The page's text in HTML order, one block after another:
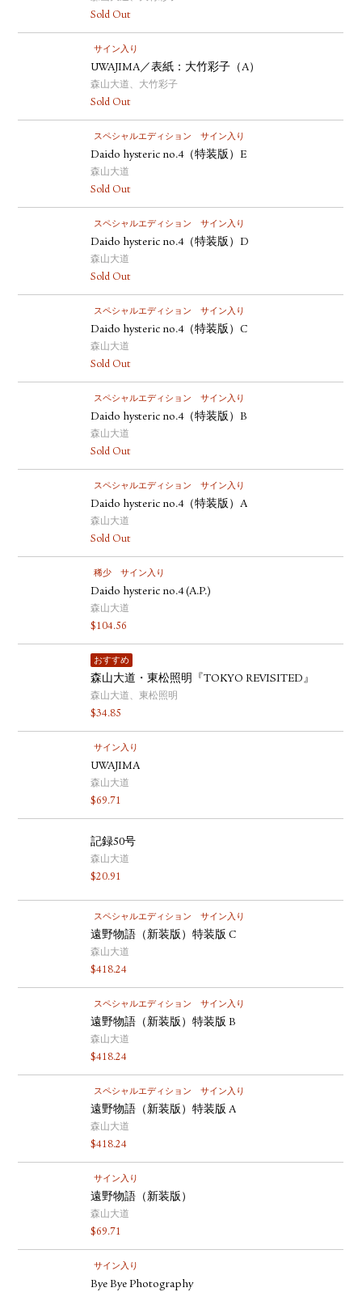
Sold Out
サイン入り
UWAJIMA／表紙：大竹彩子（A）
森山大道、大竹彩子
Sold Out
スペシャルエディション サイン入り
Daido hysteric no.4（特装版）E
森山大道
Sold Out
スペシャルエディション サイン入り
Daido hysteric no.4（特装版）D
森山大道
Sold Out
スペシャルエディション サイン入り
Daido hysteric no.4（特装版）C
森山大道
Sold Out
スペシャルエディション サイン入り
Daido hysteric no.4（特装版）B
森山大道
Sold Out
スペシャルエディション サイン入り
Daido hysteric no.4（特装版）A
森山大道
Sold Out
稀少 サイン入り
Daido hysteric no.4 (A.P.)
森山大道
$104.56
おすすめ
森山大道・東松照明『TOKYO REVISITED』
森山大道、東松照明
$34.85
サイン入り
UWAJIMA
森山大道
$69.71
記録50号
森山大道
$20.91
スペシャルエディション サイン入り
遠野物語（新装版）特装版 C
森山大道
$418.24
スペシャルエディション サイン入り
遠野物語（新装版）特装版 B
森山大道
$418.24
スペシャルエディション サイン入り
遠野物語（新装版）特装版 A
森山大道
$418.24
サイン入り
遠野物語（新装版）
森山大道
$69.71
サイン入り
Bye Bye Photography